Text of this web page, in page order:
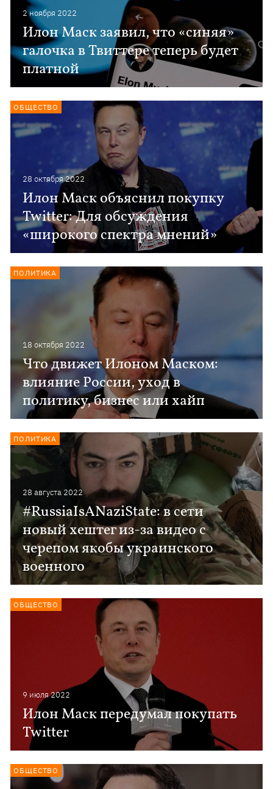
2 ноября 2022
Илон Маск заявил, что «синяя»
галочка в Твиттере теперь будет
платной
28 октября 2022
Илон Маск объяснил покупку
Twitter: Для обсуждения
«широкого спектра мнений»
ОБЩЕСТВО
18 октября 2022
Что движет Илоном Маском:
влияние России, уход в
политику, бизнес или хайп
ПОЛИТИКА
28 августа 2022
#RussiaIsANaziState: в сети
новый хештег из-за видео с
черепом якобы украинского
военного
ПОЛИТИКА
9 июля 2022
Илон Маск передумал покупать
Twitter
ОБЩЕСТВО
ОБЩЕСТВО